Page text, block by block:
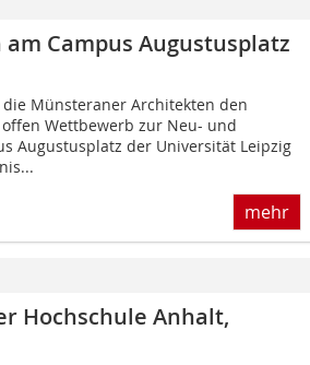
Campus Augustusplatz
die Münsteraner Architekten den
Wettbewerb zur Neu- und
Augustusplatz der Universität Leipzig
mehr
Hochschule Anhalt,